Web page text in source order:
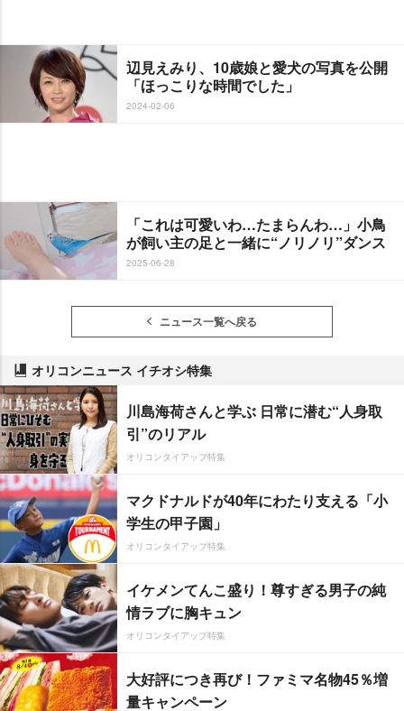
辺見えみり、10歳娘と愛犬の写真を公開
「ほっこりな時間でした」
2024-02-06
「これは可愛いわ…たまらんわ…」小鳥
が飼い主の足と一緒に“ノリノリ”ダンス
2025-06-28
ニュース一覧へ戻る
オリコンニュース イチオシ特集
川島海荷さんと学ぶ 日常に潜む“人身取
引”のリアル
オリコンタイアップ特集
マクドナルドが40年にわたり支える「小
学生の甲子園」
オリコンタイアップ特集
イケメンてんこ盛り！尊すぎる男子の純
情ラブに胸キュン
オリコンタイアップ特集
大好評につき再び！ファミマ名物45％増
量キャンペーン